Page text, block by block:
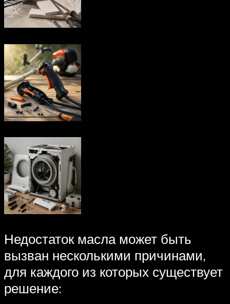
Недостаток масла может быть
вызван несколькими причинами,
для каждого из которых существует
решение: